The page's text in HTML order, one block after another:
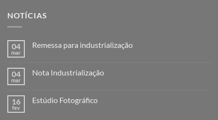
NOTÍCIAS
04
mar
Remessa para industrialização
Remessa
04
mar
Nota Industrialização
Nota
16
fev
Estúdio Fotográfico